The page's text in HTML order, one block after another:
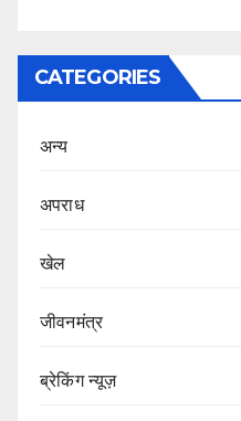
CATEGORIES
अन्य
अपराध
खेल
जीवनमंत्र
ब्रेकिंग न्यूज़